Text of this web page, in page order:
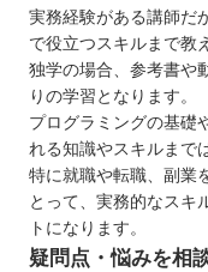
実務経験がある講師だ
で役立つスキルまで教
独学の場合、参考書や
りの学習となります。
プログラミングの基礎
れる知識やスキルまで
特に就職や転職、副業
とって、実務的なスキ
トになります。
疑問点・悩みを相